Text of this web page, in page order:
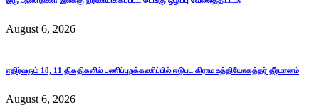
August 6, 2026
எதிர்வரும் 10, 11 திகதிகளில் பணிப்புறக்கணிப்பில் ஈடுபட கிராம உத்தியோகத்தர் தீர்மானம்
August 6, 2026